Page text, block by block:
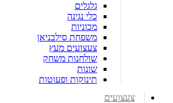
גלגלים
כלי נגינה
מכוניות
משפחת סילבניאן
צעצועים מעץ
שולחנות משחק
שונות
תינוקות ופעוטות
צעצועים